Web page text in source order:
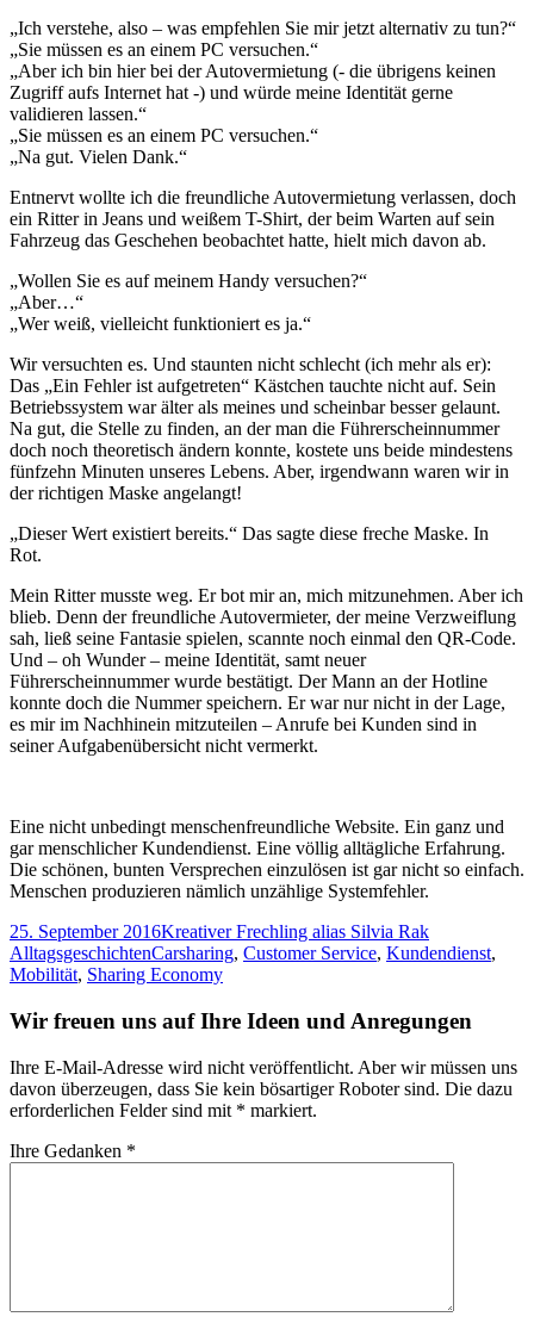
„Ich verstehe, also – was empfehlen Sie mir jetzt alternativ zu tun?“
„Sie müssen es an einem PC versuchen.“
„Aber ich bin hier bei der Autovermietung (- die übrigens keinen
Zugriff aufs Internet hat -) und würde meine Identität gerne
validieren lassen.“
„Sie müssen es an einem PC versuchen.“
„Na gut. Vielen Dank.“
Entnervt wollte ich die freundliche Autovermietung verlassen, doch
ein Ritter in Jeans und weißem T-Shirt, der beim Warten auf sein
Fahrzeug das Geschehen beobachtet hatte, hielt mich davon ab.
„Wollen Sie es auf meinem Handy versuchen?“
„Aber…“
„Wer weiß, vielleicht funktioniert es ja.“
Wir versuchten es. Und staunten nicht schlecht (ich mehr als er):
Das „Ein Fehler ist aufgetreten“ Kästchen tauchte nicht auf. Sein
Betriebssystem war älter als meines und scheinbar besser gelaunt.
Na gut, die Stelle zu finden, an der man die Führerscheinnummer
doch noch theoretisch ändern konnte, kostete uns beide mindestens
fünfzehn Minuten unseres Lebens. Aber, irgendwann waren wir in
der richtigen Maske angelangt!
„Dieser Wert existiert bereits.“ Das sagte diese freche Maske. In
Rot.
Mein Ritter musste weg. Er bot mir an, mich mitzunehmen. Aber ich
blieb. Denn der freundliche Autovermieter, der meine Verzweiflung
sah, ließ seine Fantasie spielen, scannte noch einmal den QR-Code.
Und – oh Wunder – meine Identität, samt neuer
Führerscheinnummer wurde bestätigt. Der Mann an der Hotline
konnte doch die Nummer speichern. Er war nur nicht in der Lage,
es mir im Nachhinein mitzuteilen – Anrufe bei Kunden sind in
seiner Aufgabenübersicht nicht vermerkt.
Eine nicht unbedingt menschenfreundliche Website. Ein ganz und
gar menschlicher Kundendienst. Eine völlig alltägliche Erfahrung.
Die schönen, bunten Versprechen einzulösen ist gar nicht so einfach.
Menschen produzieren nämlich unzählige Systemfehler.
Veröffentlicht
am
25. September 2016Autor
Kreativer Frechling alias Silvia RakKategorien
AlltagsgeschichtenTags
Carsharing, Customer Service, Kundendienst,
Mobilität, Sharing Economy
Wir freuen uns auf Ihre Ideen und Anregungen
Ihre E-Mail-Adresse wird nicht veröffentlicht. Aber wir müssen uns
davon überzeugen, dass Sie kein bösartiger Roboter sind. Die dazu
erforderlichen Felder sind mit * markiert.
Ihre Gedanken *